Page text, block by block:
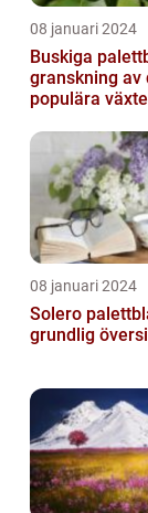
08 januari 2024
Buskiga
granskning av
populära
08 januari 2024
Solero
grundlig